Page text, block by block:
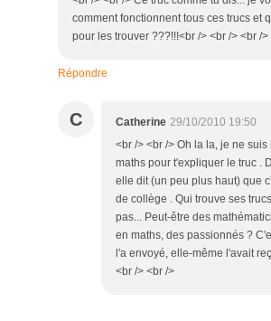
comment fonctionnent tous ces trucs et
pour les trouver ???!!!<br /> <br /> <br />
Répondre
C Catherine 29/10/2010 19:50
<br /> <br /> Oh la la, je ne
maths pour t'expliquer le truc .
elle dit (un peu plus haut) que
de collège . Qui trouve ses
pas... Peut-être des
en maths, des passionnés ?
l'a envoyé, elle-même l'avait
<br /> <br />